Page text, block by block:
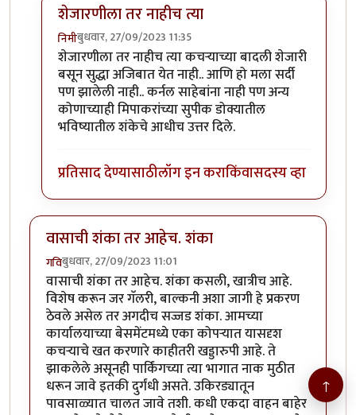
शेजारणीला तर नाहीच त्या
निमीबुधवार, 27/09/2023 11:35
In reply toएक प्रश्न - ह्या प्रोसेसमध्ये कुजका वास येतो का ?
शेजारणीला तर नाहीच त्या कचऱ्याच्या बादली शेजारी
बसून सुद्धा अजिबात येत नाही.. आणि हो मला सर्दी
पण झालेली नाही.. कर्नल साहेबांना नाही पण अन्य
कोणाच्याही मिपाकरांच्या सुपीक डोक्यातील
भविष्यातील शंकेचे आधीच उत्तर दिले.
प्रतिसाद देण्यासाठीलॉग इन कराकिंवासदस्य व्हा
वासाची शंका तर आहेच. शंका
गविबुधवार, 27/09/2023 11:01
वासाची शंका तर आहेच. शंका कसली, खात्रीच आहे.
विशेष करून जर गॅलरी, बाल्कनी अशा जागी हे प्रकरण
ठेवले असेल तर अगदीच सज्जड शंका. आमच्या
कार्यालयाच्या बेसमेंटमध्ये एका कोपऱ्यात यासदृश
कचऱ्याचे खत करणारे काहीतरी खड्डारुपी आहे. ते
झाकलेले असूनही पार्किंगच्या त्या भागात नाक मुठीत
धरून जावे इतकी दुर्गंधी असते. उकिरड्यातून
पावसाळ्यात चालत जावे तशी. कधी एकदा वाहन बाहेर
↑